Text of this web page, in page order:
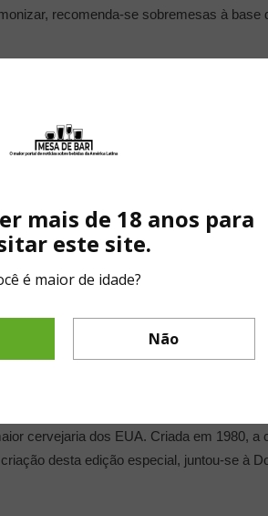
recomenda-se sobremesas à
cervejaria dos EUA. Criada em 1980, a
desta edição especial, juntou-se à
mais de 18 anos para
este site.
é maior de idade?
Não